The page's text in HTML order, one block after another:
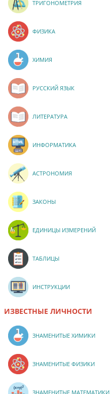
ТРИГОНОМЕТРИЯ
ФИЗИКА
ХИМИЯ
РУССКИЙ ЯЗЫК
ЛИТЕРАТУРА
ИНФОРМАТИКА
АСТРОНОМИЯ
ЗАКОНЫ
ЕДИНИЦЫ ИЗМЕРЕНИЙ
ТАБЛИЦЫ
ИНСТРУКЦИИ
ИЗВЕСТНЫЕ ЛИЧНОСТИ
ЗНАМЕНИТЫЕ ХИМИКИ
ЗНАМЕНИТЫЕ ФИЗИКИ
ЗНАМЕНИТЫЕ МАТЕМАТИКИ